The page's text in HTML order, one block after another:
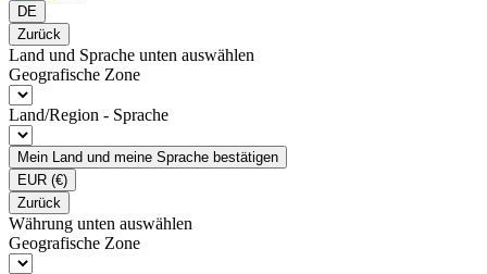
DE
Zurück
Land und Sprache unten auswählen
Geografische Zone
Land/Region - Sprache
Mein Land und meine Sprache bestätigen
EUR (€)
Zurück
Währung unten auswählen
Geografische Zone